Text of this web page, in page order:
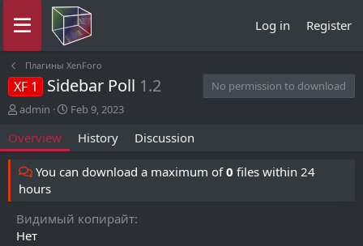
Log in Register
Плагины XenForo
XF 1 Sidebar Poll 1.2
No permission to download
A
t
h
o
r
admin
C
t
d
Feb 9, 2023
Overview History Discussion
You can download a maximum of0 files within 24
hours
Видимый копирайт
Нет